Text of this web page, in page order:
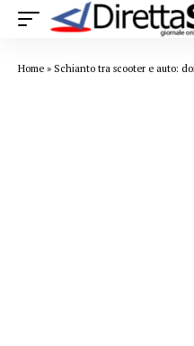
Home » Schianto tra scooter e auto: